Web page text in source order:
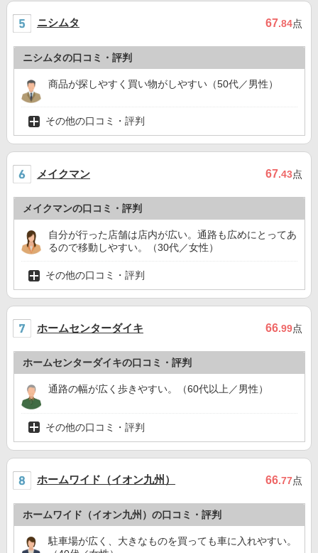
ニシムタ 67.84点
ニシムタの口コミ・評判
商品が探しやすく買い物がしやすい（50代／男性）
その他の口コミ・評判
メイクマン 67.43点
メイクマンの口コミ・評判
自分が行った店舗は店内が広い。通路も広めにとってあ
るので移動しやすい。（30代／女性）
その他の口コミ・評判
ホームセンターダイキ 66.99点
ホームセンターダイキの口コミ・評判
通路の幅が広く歩きやすい。（60代以上／男性）
その他の口コミ・評判
ホームワイド（イオン九州） 66.77点
ホームワイド（イオン九州）の口コミ・評判
駐車場が広く、大きなものを買っても車に入れやすい。